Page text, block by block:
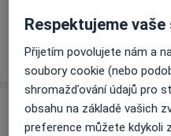
Názory
Respektujeme
Přijetím povolujete nám a
soubory cookie (nebo
shromažďování údajů pro
obsahu na základě vašich
preference můžete kdykoli